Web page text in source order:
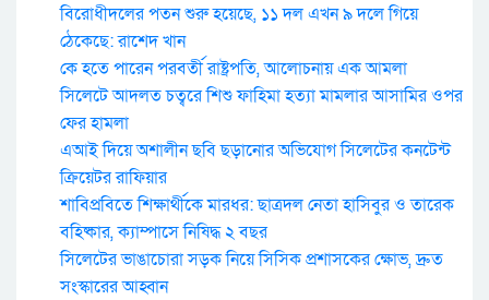
বিরোধীদলের পতন শুরু হয়েছে, ১১ দল এখন ৯ দলে গিয়ে
ঠেকেছে: রাশেদ খান
কে হতে পারেন পরবর্তী রাষ্ট্রপতি, আলোচনায় এক আমলা
সিলেটে আদলত চত্বরে শিশু ফাহিমা হত্যা মামলার আসামির ওপর
ফের হামলা
এআই দিয়ে অশালীন ছবি ছড়ানোর অভিযোগ সিলেটের কনটেন্ট
ক্রিয়েটর রাফিয়ার
শাবিপ্রবিতে শিক্ষার্থীকে মারধর: ছাত্রদল নেতা হাসিবুর ও তারেক
বহিষ্কার, ক্যাম্পাসে নিষিদ্ধ ২ বছর
সিলেটের ভাঙাচোরা সড়ক নিয়ে সিসিক প্রশাসকের ক্ষোভ, দ্রুত
সংস্কারের আহ্বান